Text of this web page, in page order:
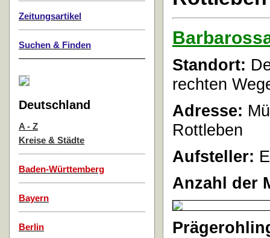
Zeitungsartikel
Suchen & Finden
Deutschland
A - Z
Kreise & Städte
Baden-Württemberg
Bayern
Berlin
Standort:
rechten
Adresse:
Rottleben
Aufsteller:
Anzahl der